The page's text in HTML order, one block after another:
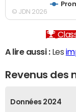
© JDN 2026
A lire aussi :Les
Revenus des
Données 2024